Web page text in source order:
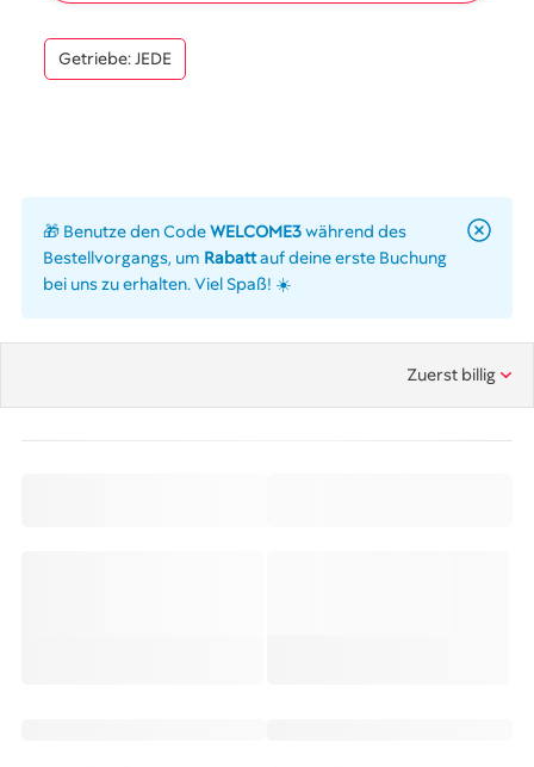
Getriebe: JEDE
🎁 Benutze den CodeWELCOME3während des
Bestellvorgangs, um Rabattauf deine erste Buchung
bei uns zu erhalten. Viel Spaß! ☀️
Zuerst billig